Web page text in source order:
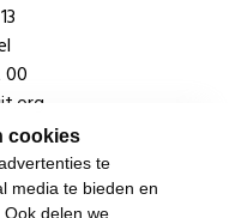
cookies
te
media te bieden en
delen we